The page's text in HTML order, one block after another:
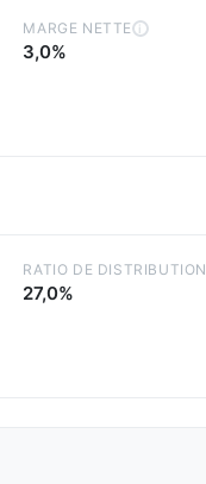
MARGE NETTE i
3,0%
RATIO DE DISTRIBUTION
27,0%